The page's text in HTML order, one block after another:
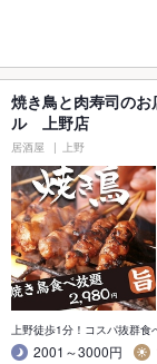
焼き鳥と肉寿司の
ル 上野店
居酒屋 上野
上野徒歩1分！コスパ抜群食
2001～3000円